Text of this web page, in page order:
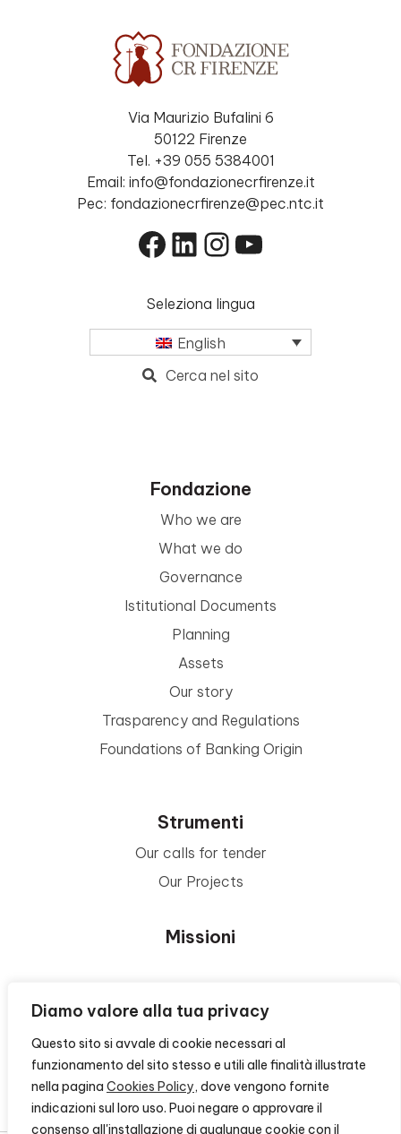
Diamo valore alla tua privacy
Questo sito si avvale di cookie necessari al
funzionamento del sito stesso e utili alle finalità illustrate
nella pagina Cookies Policy, dove vengono fornite
indicazioni sul loro uso. Puoi negare o approvare il
consenso all'installazione di qualunque cookie con il
Via Maurizio Bufalini 6
50122 Firenze
Tel. +39 055 5384001
Email: info@fondazionecrfirenze.it
Pec: fondazionecrfirenze@pec.ntc.it
Facebook
LinkedIn
Instagram
YouTube
Seleziona lingua
English
Cerca nel sito
Fondazione
Who we are
What we do
Governance
Istitutional Documents
Planning
Assets
Our story
Trasparency and Regulations
Foundations of Banking Origin
Strumenti
Our calls for tender
Our Projects
Missioni
Area Beneficiari
Privacy e Informative
Contacts